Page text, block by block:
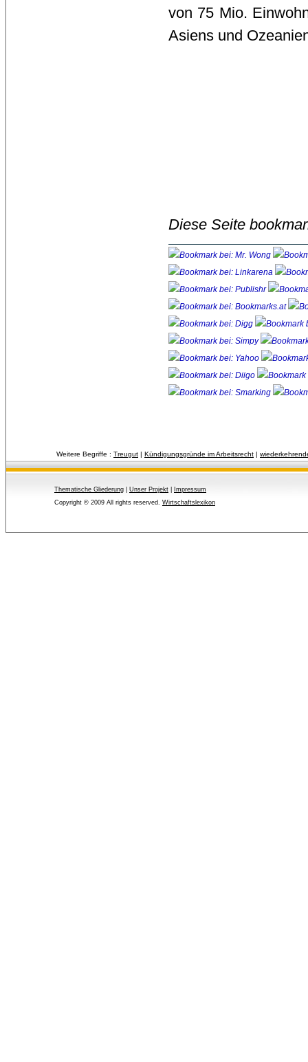
von 75 Mio.
Asiens und
Diese Seite
Weitere Begriffe : Treugut | Kündigungsgründe im Arbeitsrecht |
Thematische Gliederung Unser Projekt
Impressum
Copyright © 2009 All rights reserved. Wirtschaftslexikon